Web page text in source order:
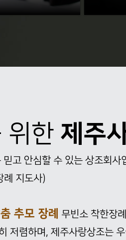
위한 제주
고 안심할 수 있는 상조회사
례 지도사)
추모 장례
무빈소 착한장
저렴하며, 제주사랑상조는